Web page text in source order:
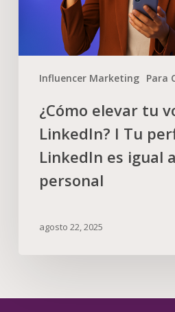
Influencer Marketing Para
¿Cómo elevar tu
LinkedIn? I Tu
LinkedIn es igual
personal
agosto 22, 2025